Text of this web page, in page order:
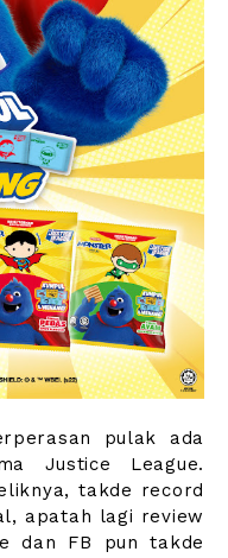
pulak ada
Justice League.
takde record
apatah lagi review
dan FB pun takde